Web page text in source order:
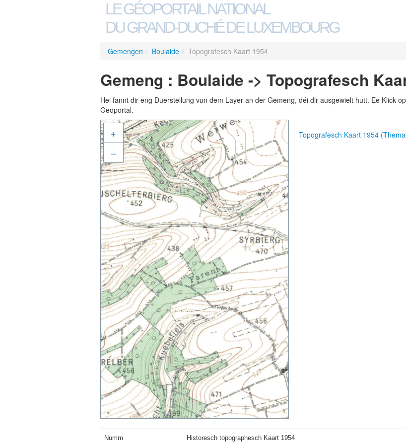
LE GÉOPORTAIL NATIONAL
DU GRAND-DUCHÉ DE LUXEMBOURG
Gemengen / Boulaide / Topografesch Kaart 1954
Gemeng : Boulaide -> Topografesch
Hei fannt dir eng Duerstellung vun dem Layer an der Gemeng, déi dir ausgewielt hutt. Ee Klick
Geoportal.
+
–
Topografesch Kaart 1954
Numm Historesch topographesch Kaart 1954